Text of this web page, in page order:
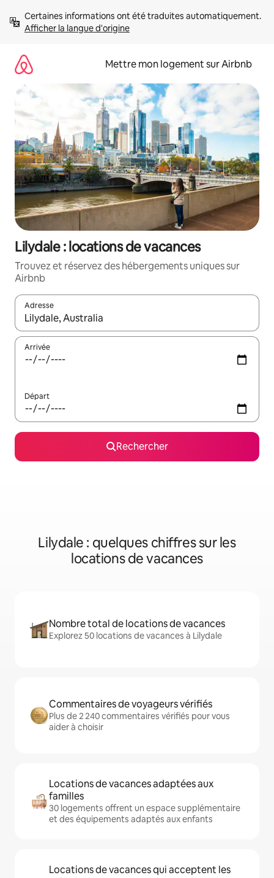
directement
Afficher la langue d'origine
Mettre mon logement sur Airbnb
Lilydale : locations de vacances
Trouvez et réservez des hébergements uniques sur
Airbnb
Adresse
Lorsque les résultats s'affichent, utilisez les flèches vers le
Arrivée
Départ
Rechercher
Lilydale : quelques chiffres sur les
locations de vacances
Nombre total de locations de vacances
Explorez 50 locations de vacances à Lilydale
Commentaires de voyageurs vérifiés
Plus de 2 240 commentaires vérifiés pour vous
aider à choisir
Locations de vacances adaptées aux
familles
30 logements offrent un espace supplémentaire
et des équipements adaptés aux enfants
Locations de vacances qui acceptent les